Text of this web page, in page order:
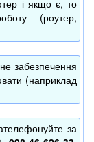
і якщо є, то
(роутер,
забезпечення
(наприклад
за